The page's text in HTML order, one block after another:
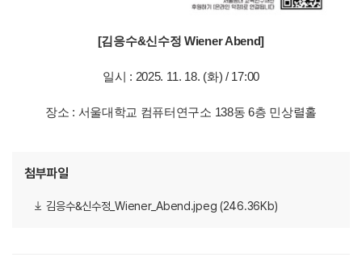
[김응수&신수정 Wiener Abend]
일시 : 2025. 11. 18. (화) / 17:00
장소 : 서울대학교 컴퓨터연구소 138동 6층 민상렬홀
첨부파일
김응수&신수정_Wiener_Abend.jpeg (246.36Kb)